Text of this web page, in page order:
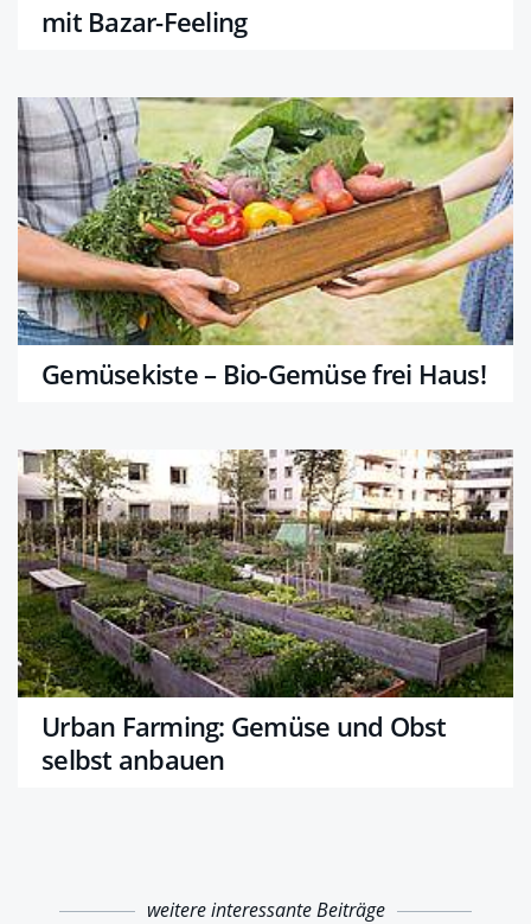
mit Bazar-Feeling
Gemüsekiste – Bio-Gemüse frei Haus!
Urban Farming: Gemüse und Obst
selbst anbauen
weitere interessante Beiträge